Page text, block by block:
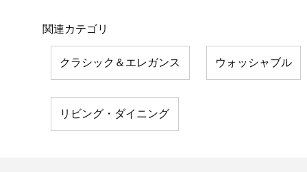
関連カテゴリ
クラシック＆エレガンス ウォッシャブル
リビング・ダイニング